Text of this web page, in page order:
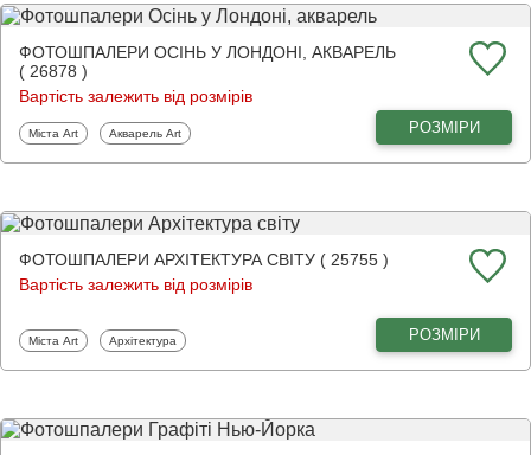
ФОТОШПАЛЕРИ ОСІНЬ У ЛОНДОНІ, АКВАРЕЛЬ
( 26878 )
Вартість залежить від розмірів
Фотошпалери
Міста Art Фотошпалери
Акварель Art РОЗМІРИ
ФОТОШПАЛЕРИ АРХІТЕКТУРА СВІТУ ( 25755 )
Вартість залежить від розмірів
Фотошпалери
Міста Art Фотошпалери
Архітектура РОЗМІРИ